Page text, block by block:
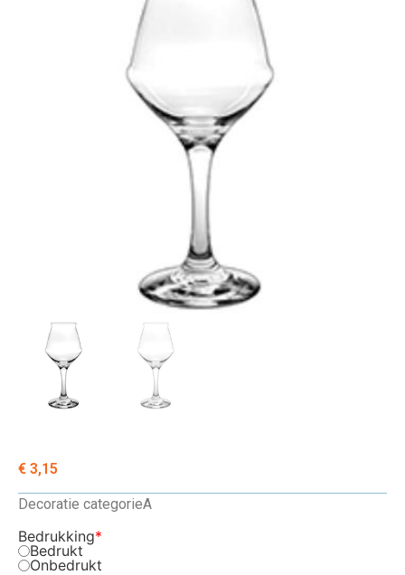
€ 3,15
Decoratie categorieA
*
Bedrukking
Bedrukt
Onbedrukt